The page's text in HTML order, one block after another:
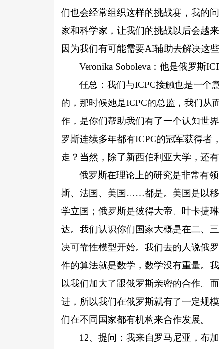
们也会经常组织这样的挑战赛，我的
家和科学家，让我们的挑战以后会越
因为我们有可能需要AI辅助去解决这
Veronika Soboleva：他是俄罗斯
任总：我们与ICPC接触也是一个
的，那时候她是ICPC的总监，我们从
作，是你们帮助我们有了一个认知世
罗斯连续多年都有ICPC的冠军获得者
走？当然，除了新西伯利亚大学，还
俄罗斯在理论上的研究是非常有
斯、法国、美国 ……都是。美国是以移
学立国；俄罗斯是彼得大帝、叶卡捷
达。我们认识你们国家大概是在二、
决可靠性模型开始。我们去的人说俄
件的算法就是数学，数学没有重量。
以我们加大了跟俄罗斯亲密的合作
进，所以我们在俄罗斯就有了一定规
们在不同国家都有机构来合作发展。
12、提问：我来自罗马尼亚，布